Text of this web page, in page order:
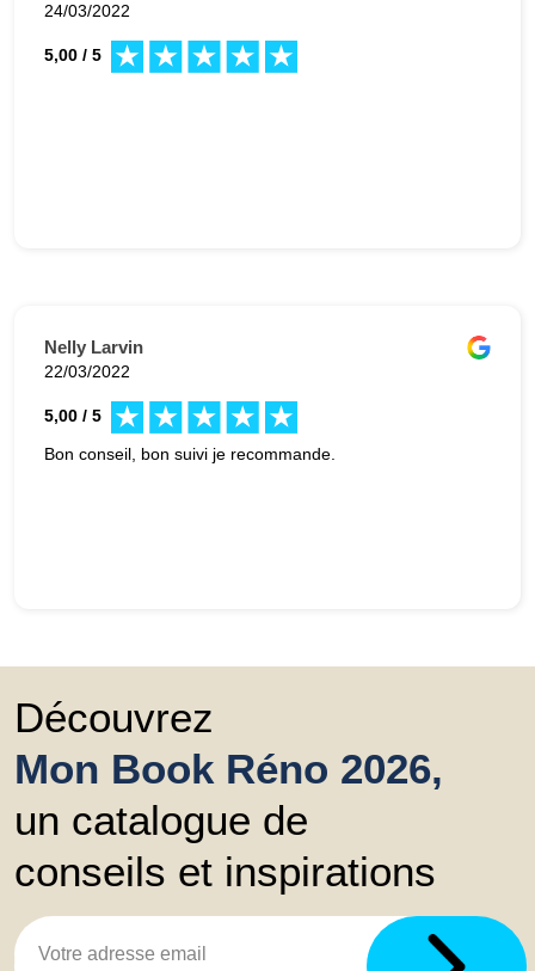
24/03/2022
5,00 / 5
Nelly Larvin
22/03/2022
5,00 / 5
Bon conseil, bon suivi je recommande.
Découvrez
Mon Book Réno 2026,
un catalogue de
conseils et inspirations